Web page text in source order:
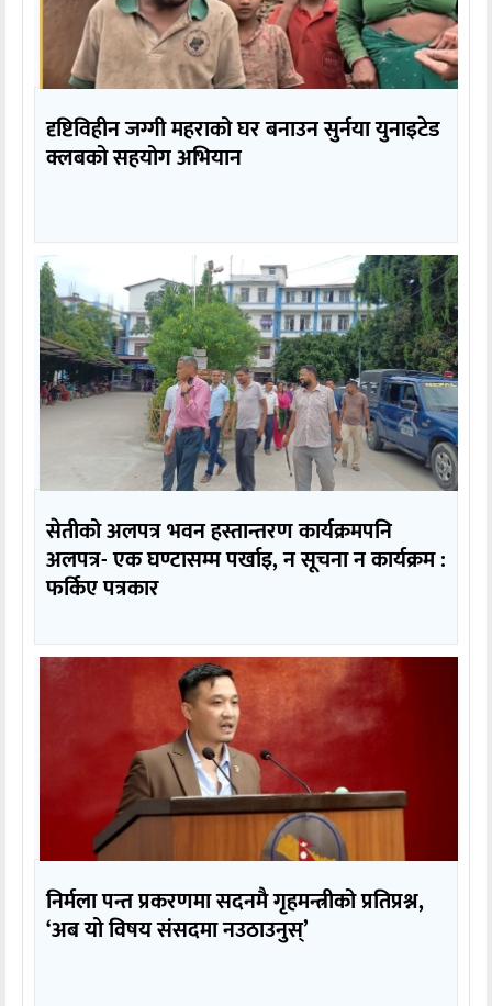
दृष्टिविहीन जग्गी महराको घर बनाउन सुर्नया युनाइटेड
क्लबको सहयोग अभियान
सेतीको अलपत्र भवन हस्तान्तरण कार्यक्रमपनि
अलपत्र- एक घण्टासम्म पर्खाइ, न सूचना न कार्यक्रम :
फर्किए पत्रकार
निर्मला पन्त प्रकरणमा सदनमै गृहमन्त्रीको प्रतिप्रश्न,
‘अब यो विषय संसदमा नउठाउनुस्’